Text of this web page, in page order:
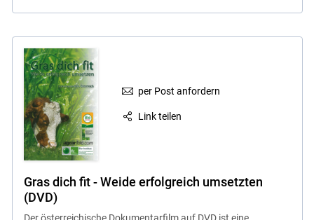
per Post anfordern
Link teilen
Gras dich fit - Weide erfolgreich umsetzten
(DVD)
Der österreichische Dokumentarfilm auf DVD ist eine